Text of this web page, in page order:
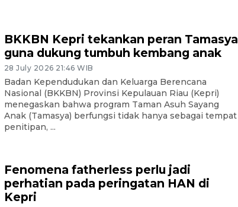
BKKBN Kepri tekankan peran Tamasya
guna dukung tumbuh kembang anak
28 July 2026 21:46 WIB
Badan Kependudukan dan Keluarga Berencana
Nasional (BKKBN) Provinsi Kepulauan Riau (Kepri)
menegaskan bahwa program Taman Asuh Sayang
Anak (Tamasya) berfungsi tidak hanya sebagai tempat
penitipan, ...
Fenomena fatherless perlu jadi
perhatian pada peringatan HAN di
Kepri